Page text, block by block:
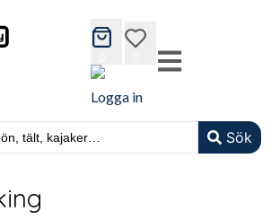
Sök
wishlist
Logga in